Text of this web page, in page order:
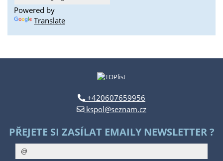
Powered by
Translate
+420607659956
kspol@seznam.cz
PŘEJETE SI ZASÍLAT EMAILY NEWSLETTER ?